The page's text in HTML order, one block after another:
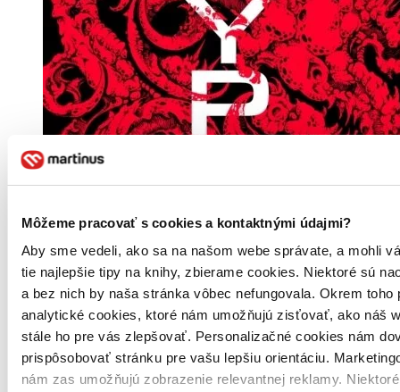
Môžeme pracovať s cookies a kontaktnými údajmi?
Aby sme vedeli, ako sa na našom webe správate, a mohli
tie najlepšie tipy na knihy, zbierame cookies. Niektoré sú
a bez nich by naša stránka vôbec nefungovala. Okrem toho
analytické cookies, ktoré nám umožňujú zisťovať, ako náš
stále ho pre vás zlepšovať. Personalizačné cookies nám
prispôsobovať stránku pre vašu lepšiu orientáciu.
nám zas umožňujú zobrazenie relevantnej reklamy.